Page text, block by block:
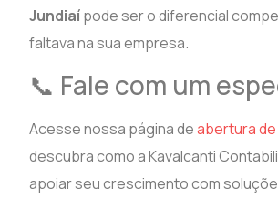
Jundiaípode ser o diferencial
faltava na sua empresa.
📞 Fale com um
Acesse nossa página deabertura
descubra como a Kavalcanti
apoiar seu crescimento com